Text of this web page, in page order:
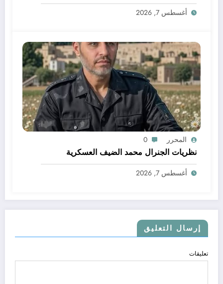
أغسطس 7, 2026
المحرر 0
نظريات الجنرال محمد الضيف العسكرية
أغسطس 7, 2026
إرسال التعليق
تعليقات